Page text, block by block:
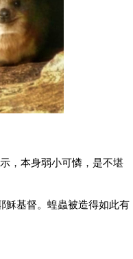
，本身弱小可憐，是不堪
穌基督。蝗蟲被造得如此有